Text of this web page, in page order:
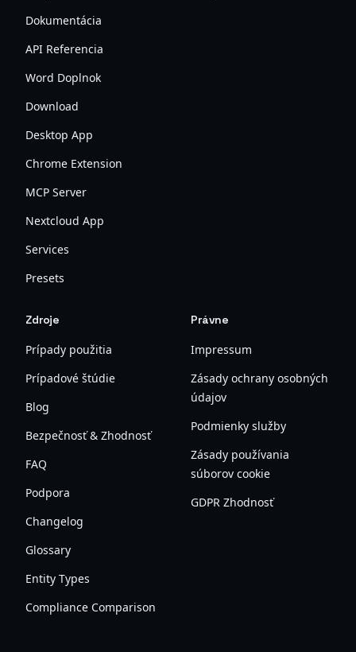
Dokumentácia
API Referencia
Word Doplnok
Download
Desktop App
Chrome Extension
MCP Server
Nextcloud App
Services
Presets
Zdroje
Prípady použitia
Prípadové štúdie
Blog
Bezpečnosť & Zhodnosť
FAQ
Podpora
Changelog
Glossary
Entity Types
Compliance Comparison
Právne
Impressum
Zásady ochrany osobných
údajov
Podmienky služby
Zásady používania
súborov cookie
GDPR Zhodnosť